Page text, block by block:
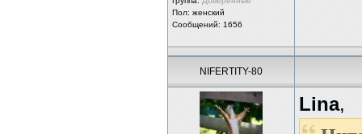
Пол: женский
Сообщений: 1656
NIFERTITY-80
Lina,